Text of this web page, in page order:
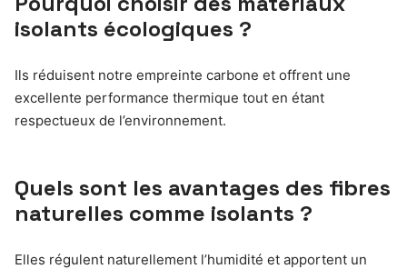
isolants écologiques ?
Ils réduisent notre empreinte carbone et offrent une
excellente performance thermique tout en étant
respectueux de l’environnement.
Quels sont les avantages des fibres
naturelles comme isolants ?
Elles régulent naturellement l’humidité et apportent un